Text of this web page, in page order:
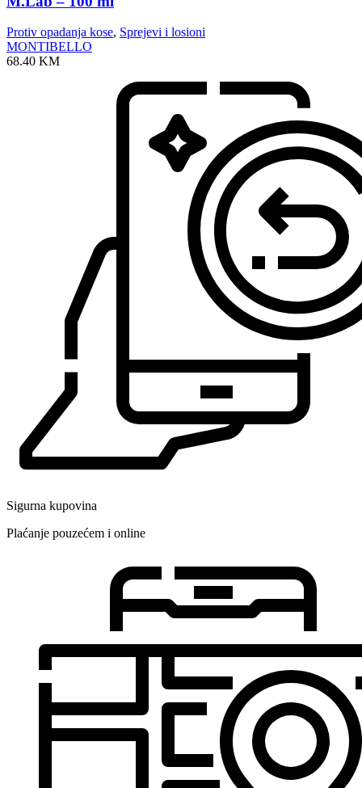
Protiv opadanja kose, Sprejevi i losioni
MONTIBELLO
68.40 KM
Sigurna kupovina
Plaćanje pouzećem i online